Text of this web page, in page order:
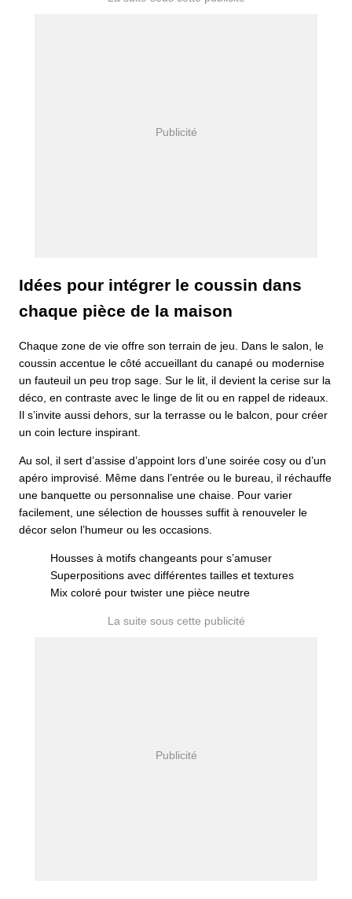
Idées pour intégrer le coussin dans
chaque pièce de la maison
Chaque zone de vie offre son terrain de jeu. Dans le salon, le
coussin accentue le côté accueillant du canapé ou modernise
un fauteuil un peu trop sage. Sur le lit, il devient la cerise sur la
déco, en contraste avec le linge de lit ou en rappel de rideaux.
Il s’invite aussi dehors, sur la terrasse ou le balcon, pour créer
un coin lecture inspirant.
Au sol, il sert d’assise d’appoint lors d’une soirée cosy ou d’un
apéro improvisé. Même dans l’entrée ou le bureau, il réchauffe
une banquette ou personnalise une chaise. Pour varier
facilement, une sélection de housses suffit à renouveler le
décor selon l’humeur ou les occasions.
Housses à motifs changeants pour s’amuser
Superpositions avec différentes tailles et textures
Mix coloré pour twister une pièce neutre